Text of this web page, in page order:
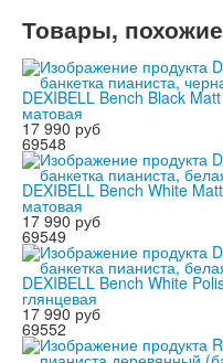
Товары,
DEXIBELL Bench Black
матовая
17 990 руб
69548
DEXIBELL Bench White
матовая
17 990 руб
69549
DEXIBELL Bench White
глянцевая
17 990 руб
69552